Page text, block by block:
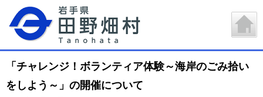
「チャレンジ！ボランティア体験～海岸のごみ拾い
をしよう～」の開催について